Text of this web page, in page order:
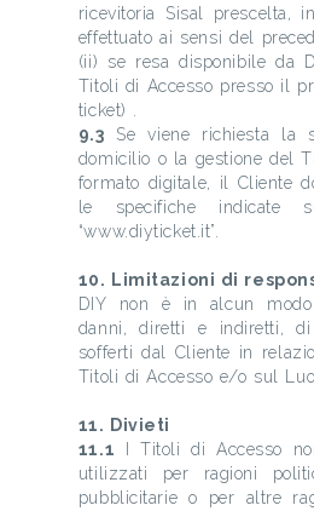
ricevitoria Sisal prescelta,
effettuato ai sensi del
(ii) se resa disponibile da
Titoli di Accesso presso il
ticket) .
9.3 Se viene richiesta la
domicilio o la gestione del
formato digitale, il Cliente
le specifiche indicate
“www.diyticket.it”.
10. Limitazioni di
DIY non è in alcun modo
danni, diretti e indiretti, di
sofferti dal Cliente in
Titoli di Accesso e/o sul
11. Divieti
11.1 I Titoli di Accesso
utilizzati per ragioni
pubblicitarie o per altre